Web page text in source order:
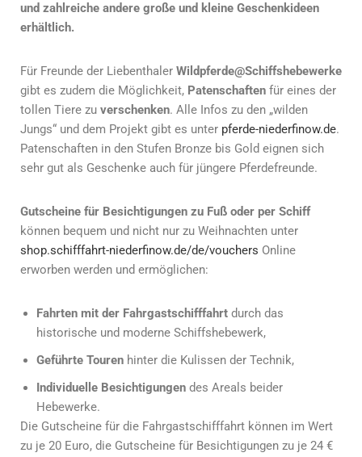
und zahlreiche andere große und kleine Geschenkideen
erhältlich.
Für Freunde der Liebenthaler Wildpferde@Schiffshebewerke
gibt es zudem die Möglichkeit, Patenschaften für eines der
tollen Tiere zu verschenken. Alle Infos zu den „wilden
Jungs“ und dem Projekt gibt es unter pferde-niederfinow.de.
Patenschaften in den Stufen Bronze bis Gold eignen sich
sehr gut als Geschenke auch für jüngere Pferdefreunde.
Gutscheine für Besichtigungen zu Fuß oder per Schiff
können bequem und nicht nur zu Weihnachten unter
shop.schifffahrt-niederfinow.de/de/vouchers Online
erworben werden und ermöglichen:
Fahrten mit der Fahrgastschifffahrt durch das
historische und moderne Schiffshebewerk,
Geführte Touren hinter die Kulissen der Technik,
Individuelle Besichtigungen des Areals beider
Hebewerke.
Die Gutscheine für die Fahrgastschifffahrt können im Wert
zu je 20 Euro, die Gutscheine für Besichtigungen zu je 24 €